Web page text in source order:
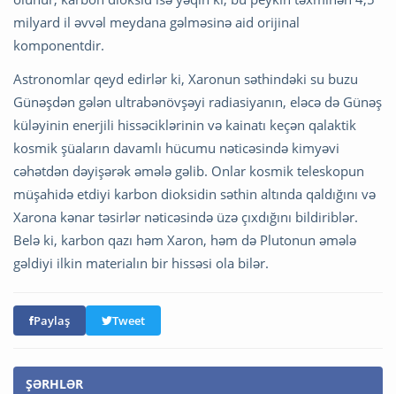
milyard il əvvəl meydana gəlməsinə aid orijinal
komponentdir.
Astronomlar qeyd edirlər ki, Xaronun səthindəki su buzu
Günəşdən gələn ultrabənövşəyi radiasiyanın, eləcə də Günəş
küləyinin enerjili hissəciklərinin və kainatı keçən qalaktik
kosmik şüaların davamlı hücumu nəticəsində kimyəvi
cəhətdən dəyişərək əmələ gəlib. Onlar kosmik teleskopun
müşahidə etdiyi karbon dioksidin səthin altında qaldığını və
Xarona kənar təsirlər nəticəsində üzə çıxdığını bildiriblər.
Belə ki, karbon qazı həm Xaron, həm də Plutonun əmələ
gəldiyi ilkin materialın bir hissəsi ola bilər.
Paylaş Tweet
ŞƏRHLƏR